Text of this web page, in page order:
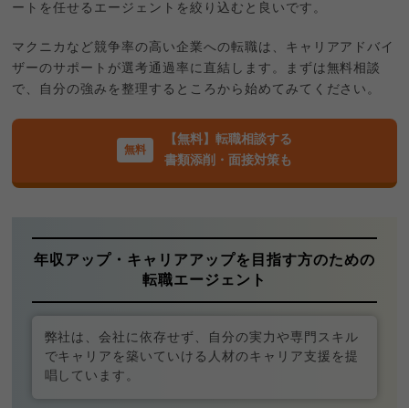
ートを任せるエージェントを絞り込むと良いです。
マクニカなど競争率の高い企業への転職は、キャリアアドバイ
ザーのサポートが選考通過率に直結します。まずは無料相談
で、自分の強みを整理するところから始めてみてください。
【無料】転職相談する
書類添削・面接対策も
年収アップ・キャリアアップを目指す方のための
転職エージェント
弊社は、会社に依存せず、自分の実力や専門スキル
でキャリアを築いていける人材のキャリア支援を提
唱しています。